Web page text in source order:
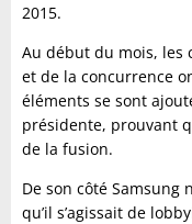
2015.
Au début du mois, les
et de la concurrence
éléments se sont
présidente, prouvant
de la fusion.
De son côté
qu’il s’agissait de